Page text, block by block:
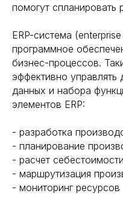
помогут спланировать
ERP-система
программное
бизнес-процессов.
эффективно
данных и набора
элементов ERP:
- разработка
- планирование
- расчет себестоимости
- маршрутизация
- мониторинг ресурсов